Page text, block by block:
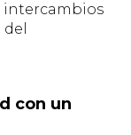
intercambios
con un